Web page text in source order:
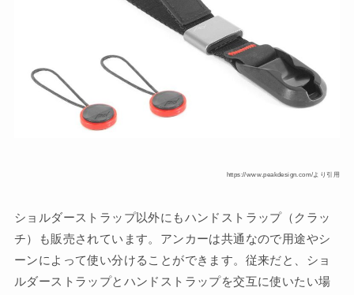
https://www.peakdesign.com/より引用
ショルダーストラップ以外にもハンドストラップ（クラッ
チ）も販売されています。アンカーは共通なので用途やシ
ーンによって使い分けることができます。従来だと、ショ
ルダーストラップとハンドストラップを交互に使いたい場